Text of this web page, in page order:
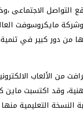
التواصل الاجتماعى
مايكروسوفت
من دور كبير في تنمية
من الألعاب
وقد اكتسبت
التعليمية